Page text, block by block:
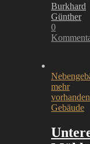
Burkhard
Günther
0
mehr
Gebäude